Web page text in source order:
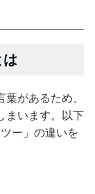
は
があるため、
まいます。以下
ー」の違いを